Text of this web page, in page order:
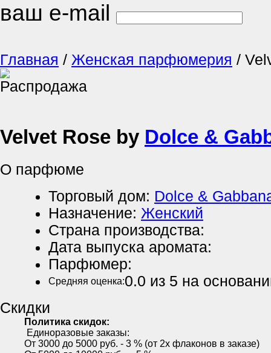
ваш e-mail
Главная / Женская парфюмерия /
Velvet Rose by Dolce &
О парфюме
Торговый дом: Dolce &
Назначение: Женский
Страна производства:
Дата выпуска аромата:
Парфюмер:
Средняя оценка:0.0 из 5 на
Скидки
Политика скидок:
Единоразовые заказы:
От 3000 до 5000 руб. - 3 % (от 2х флаконов в заказе)